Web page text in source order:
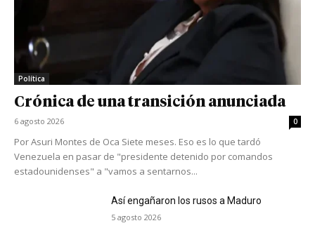
Política
Crónica de una transición anunciada
6 agosto 2026 0
Por Asuri Montes de Oca Siete meses. Eso es lo que tardó
Venezuela en pasar de "presidente detenido por comandos
estadounidenses" a "vamos a sentarnos...
Así engañaron los rusos a Maduro
5 agosto 2026